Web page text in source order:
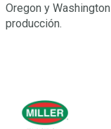
Oregon y
producción.